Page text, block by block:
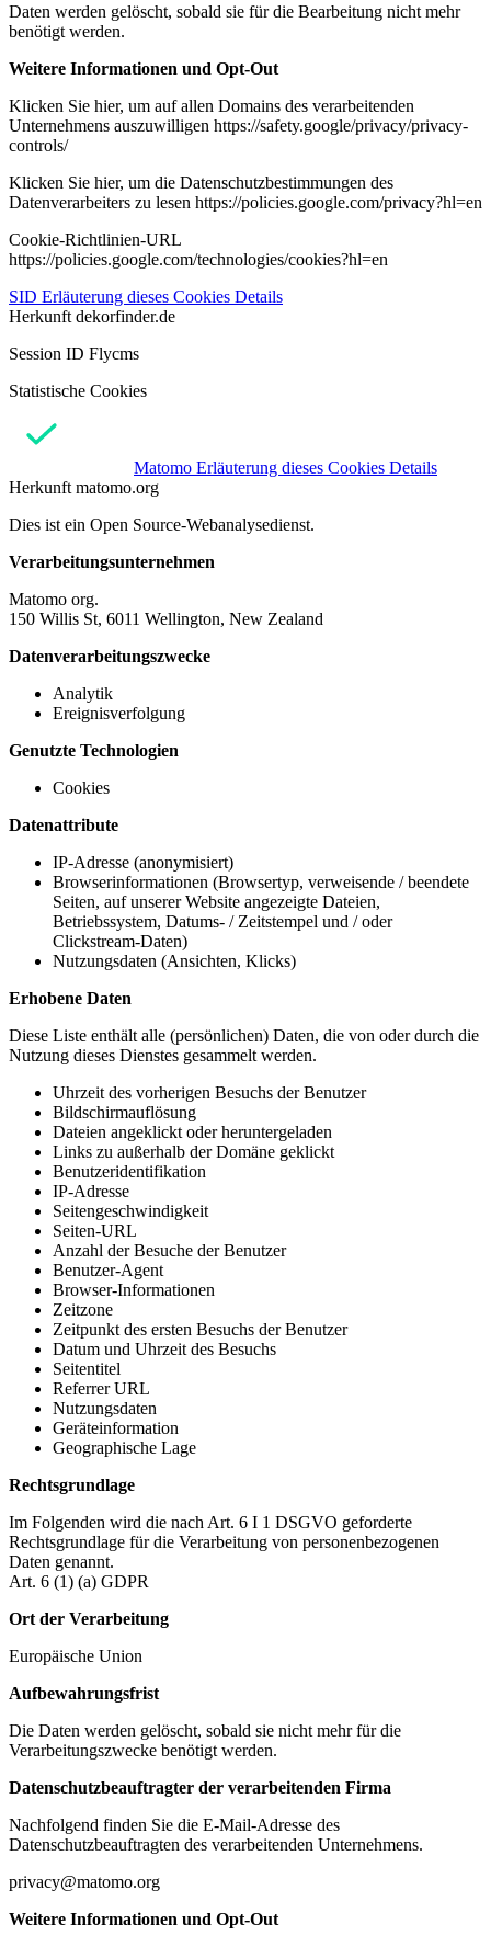
Daten werden gelöscht, sobald sie für die Bearbeitung nicht mehr
benötigt werden.
Weitere Informationen und Opt-Out
Klicken Sie hier, um auf allen Domains des verarbeitenden
Unternehmens auszuwilligen https://safety.google/privacy/privacy-
controls/
Klicken Sie hier, um die Datenschutzbestimmungen des
Datenverarbeiters zu lesen https://policies.google.com/privacy?hl=en
Cookie-Richtlinien-URL
https://policies.google.com/technologies/cookies?hl=en
SID Erläuterung dieses Cookies Details
Herkunft dekorfinder.de
Session ID Flycms
Statistische Cookies
Matomo Erläuterung dieses Cookies Details
Herkunft matomo.org
Dies ist ein Open Source-Webanalysedienst.
Verarbeitungsunternehmen
Matomo org.
150 Willis St, 6011 Wellington, New Zealand
Datenverarbeitungszwecke
Analytik
Ereignisverfolgung
Genutzte Technologien
Cookies
Datenattribute
IP-Adresse (anonymisiert)
Browserinformationen (Browsertyp, verweisende / beendete
Seiten, auf unserer Website angezeigte Dateien,
Betriebssystem, Datums- / Zeitstempel und / oder
Clickstream-Daten)
Nutzungsdaten (Ansichten, Klicks)
Erhobene Daten
Diese Liste enthält alle (persönlichen) Daten, die von oder durch die
Nutzung dieses Dienstes gesammelt werden.
Uhrzeit des vorherigen Besuchs der Benutzer
Bildschirmauflösung
Dateien angeklickt oder heruntergeladen
Links zu außerhalb der Domäne geklickt
Benutzeridentifikation
IP-Adresse
Seitengeschwindigkeit
Seiten-URL
Anzahl der Besuche der Benutzer
Benutzer-Agent
Browser-Informationen
Zeitzone
Zeitpunkt des ersten Besuchs der Benutzer
Datum und Uhrzeit des Besuchs
Seitentitel
Referrer URL
Nutzungsdaten
Geräteinformation
Geographische Lage
Rechtsgrundlage
Im Folgenden wird die nach Art. 6 I 1 DSGVO geforderte
Rechtsgrundlage für die Verarbeitung von personenbezogenen
Daten genannt.
Art. 6 (1) (a) GDPR
Ort der Verarbeitung
Europäische Union
Aufbewahrungsfrist
Die Daten werden gelöscht, sobald sie nicht mehr für die
Verarbeitungszwecke benötigt werden.
Datenschutzbeauftragter der verarbeitenden Firma
Nachfolgend finden Sie die E-Mail-Adresse des
Datenschutzbeauftragten des verarbeitenden Unternehmens.
privacy@matomo.org
Weitere Informationen und Opt-Out